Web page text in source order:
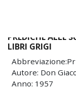
PREDICHE ALLE
LIBRI GRIGI
Autore: Don
Anno: 1957